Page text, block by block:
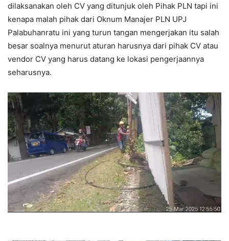
dilaksanakan oleh CV yang ditunjuk oleh Pihak PLN tapi ini
kenapa malah pihak dari Oknum Manajer PLN UPJ
Palabuhanratu ini yang turun tangan mengerjakan itu salah
besar soalnya menurut aturan harusnya dari pihak CV atau
vendor CV yang harus datang ke lokasi pengerjaannya
seharusnya.